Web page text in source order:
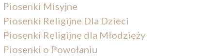
Piosenki Misyjne
Piosenki Religijne Dla Dzieci
Piosenki Religijne dla Młodzieży
Piosenki o Powołaniu